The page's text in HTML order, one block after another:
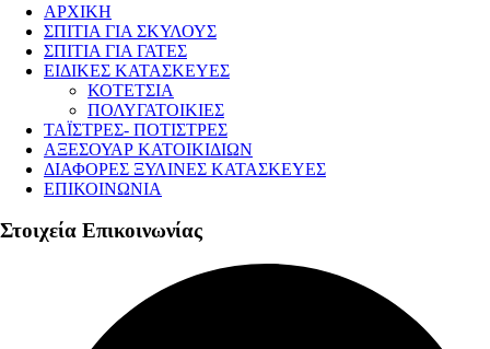
ΑΡΧΙΚΗ
ΣΠΙΤΙΑ ΓΙΑ ΣΚΥΛΟΥΣ
ΣΠΙΤΙΑ ΓΙΑ ΓΑΤΕΣ
ΕΙΔΙΚΕΣ ΚΑΤΑΣΚΕΥΕΣ
ΚΟΤΕΤΣΙΑ
ΠΟΛΥΓΑΤΟΙΚΙΕΣ
ΤΑΪΣΤΡΕΣ- ΠΟΤΙΣΤΡΕΣ
ΑΞΕΣΟΥΑΡ ΚΑΤΟΙΚΙΔΙΩΝ
ΔΙΑΦΟΡΕΣ ΞΥΛΙΝΕΣ ΚΑΤΑΣΚΕΥΕΣ
ΕΠΙΚΟΙΝΩΝΙΑ
Στοιχεία Επικοινωνίας